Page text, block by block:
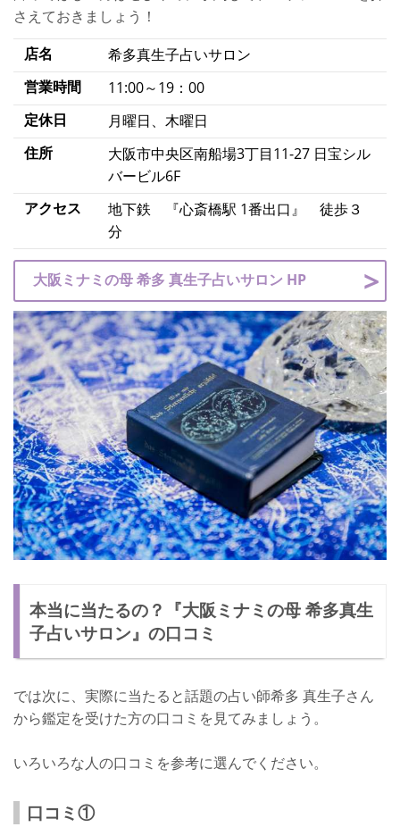
さえておきましょう！
店名
希多真生子占いサロン
営業時間
11:00～19：00
定休日
月曜日、木曜日
住所
大阪市中央区南船場3丁目11-27 日宝シル
バービル6F
アクセス
地下鉄 『心斎橋駅 1番出口』 徒歩３
分
大阪ミナミの母 希多 真生子占いサロン HP
本当に当たるの？『大阪ミナミの母 希多真生
子占いサロン』の口コミ
では次に、実際に当たると話題の占い師希多 真生子さん
から鑑定を受けた方の口コミを見てみましょう。
いろいろな人の口コミを参考に選んでください。
口コミ①